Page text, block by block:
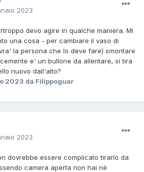
2023
devo agire in qualche maniera. Mi
una cosa - per cambiare il vaso di
la persona che lo deve fare) smontare
e' un bullone da allentare, si tira
nuovo dall'alto?
2023 da Filippoguar
2023
dovrebbe essere complicato tirarlo da
camera aperta non hai nè